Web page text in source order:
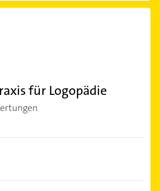
für Logopädie